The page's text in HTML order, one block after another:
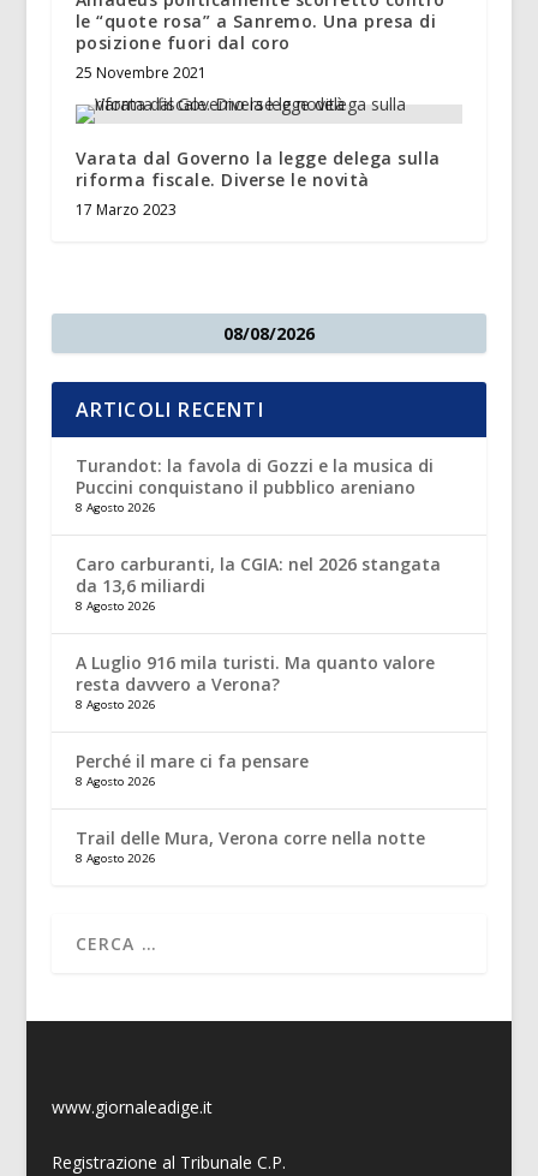
le “quote rosa” a Sanremo. Una presa di
posizione fuori dal coro
25 Novembre 2021
Varata dal Governo la legge delega sulla
riforma fiscale. Diverse le novità
17 Marzo 2023
08/08/2026
ARTICOLI RECENTI
Turandot: la favola di Gozzi e la musica di
Puccini conquistano il pubblico areniano
8 Agosto 2026
Caro carburanti, la CGIA: nel 2026 stangata
da 13,6 miliardi
8 Agosto 2026
A Luglio 916 mila turisti. Ma quanto valore
resta davvero a Verona?
8 Agosto 2026
Perché il mare ci fa pensare
8 Agosto 2026
Trail delle Mura, Verona corre nella notte
8 Agosto 2026
www.giornaleadige.it
Registrazione al Tribunale C.P.